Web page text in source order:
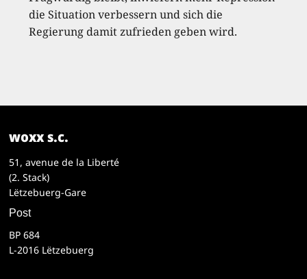
die Situation verbessern und sich die
Regierung damit zufrieden geben wird.
woxx s.c.
51, avenue de la Liberté
(2. Stack)
Lëtzebuerg-Gare
Post
BP 684
L-2016 Lëtzebuerg